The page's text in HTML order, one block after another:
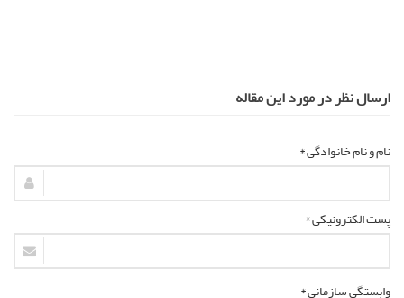
ارسال نظر در مورد این مقاله
نام و نام خانوادگی *
پست الکترونیکی *
وابستگی سازمانی *